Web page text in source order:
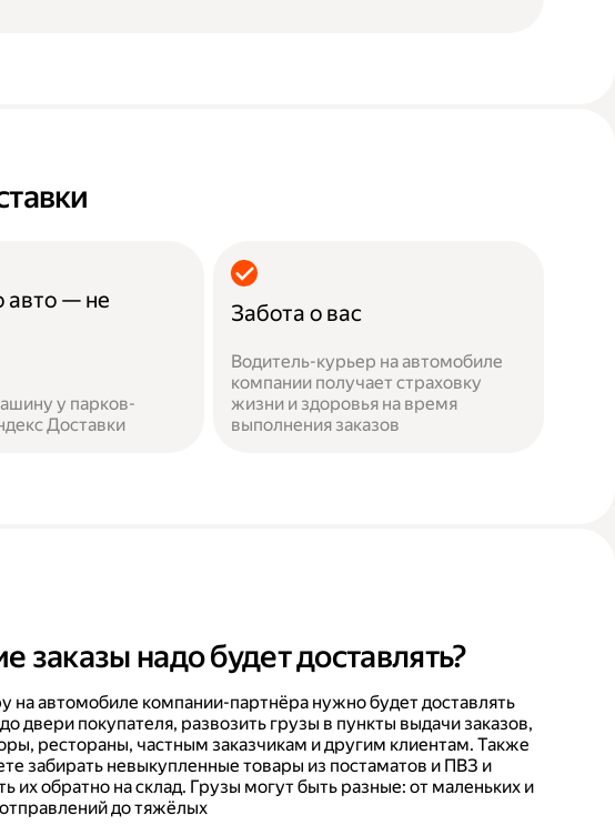
авто — не
у парков-
Доставки
Забота о вас
Водитель-курьер на автомобиле
компании получает страховку
жизни и здоровья на время
выполнения заказов
заказы надо будет доставлять?
на автомобиле компании-партнёра нужно будет доставлять
двери покупателя, развозить грузы в пункты выдачи заказов,
рестораны, частным заказчикам и другим клиентам. Также
забирать невыкупленные товары из постаматов и ПВЗ и
их обратно на склад. Грузы могут быть разные: от маленьких и
до тяжёлых